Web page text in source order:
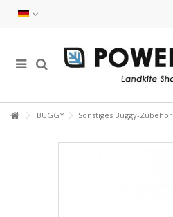
BUGGY Sonstiges Buggy-Zubehör